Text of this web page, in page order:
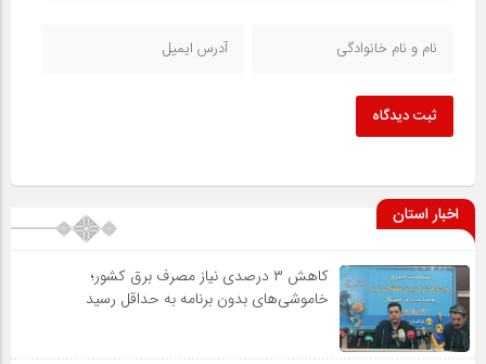
ثبت دیدگاه
اخبار استان
کاهش ۳ درصدی نیاز مصرف برق کشور؛
خاموشی‌های بدون برنامه به حداقل رسید